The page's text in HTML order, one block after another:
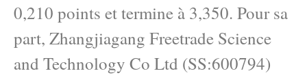
0,210 points et termine à 3,350. Pour sa
part, Zhangjiagang Freetrade Science
and Technology Co Ltd (SS:600794)